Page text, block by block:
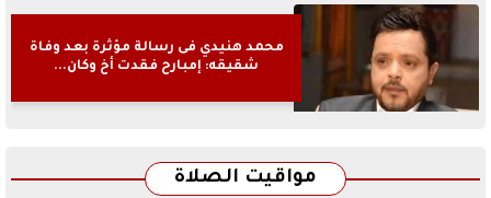
محمد هنيدي فى رسالة مؤثرة بعد وفاة
شقيقه: إمبارح فقدت أخ وكان...
مواقيت الصلاة